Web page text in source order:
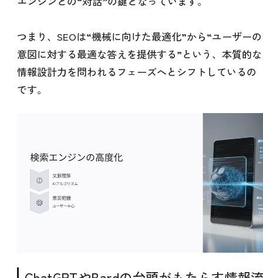
つまり、SEOは“機械に向けた最適化”から“ユーザーの
意図に対する最適な答えを提供する”という、本質的な
情報設計力を問われるフェーズへとシフトしているの
です。